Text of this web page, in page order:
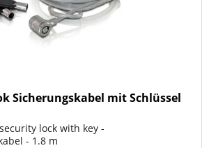
Sicherungskabel mit Schlüssel
lock with key -
- 1.8 m